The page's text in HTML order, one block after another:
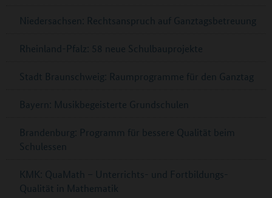
Niedersachsen: Rechtsanspruch auf Ganztagsbetreuung
Rheinland-Pfalz: 58 neue Schulbauprojekte
Stadt Braunschweig: Raumprogramme für den Ganztag
Bayern: Musikbegeisterte Grundschulen
Brandenburg: Programm für bessere Qualität beim
Schulessen
KMK: QuaMath – Unterrichts- und Fortbildungs-
Qualität in Mathematik